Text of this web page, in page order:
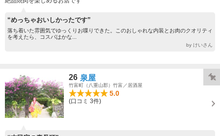
“めっちゃおいしかったです”
落ち着いた雰囲気でゆっくりお喋りできた。このおしゃれな内装とお肉のクオリティ
を考えたら、コスパはかな...
by けいさん
26 泉屋
竹富町（八重山郡）竹富／居酒屋
5.0
(口コミ 3件)